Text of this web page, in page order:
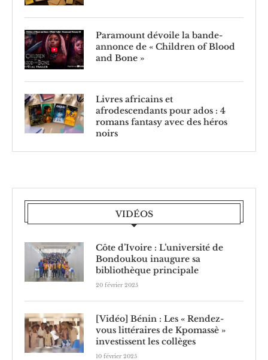
Paramount dévoile la bande-
annonce de « Children of Blood
and Bone »
Livres africains et
afrodescendants pour ados : 4
romans fantasy avec des héros
noirs
VIDÉOS
Côte d’Ivoire : L’université de
Bondoukou inaugure sa
bibliothèque principale
20 février 2025
[Vidéo] Bénin : Les « Rendez-
vous littéraires de Kpomassè »
investissent les collèges
10 février 2025